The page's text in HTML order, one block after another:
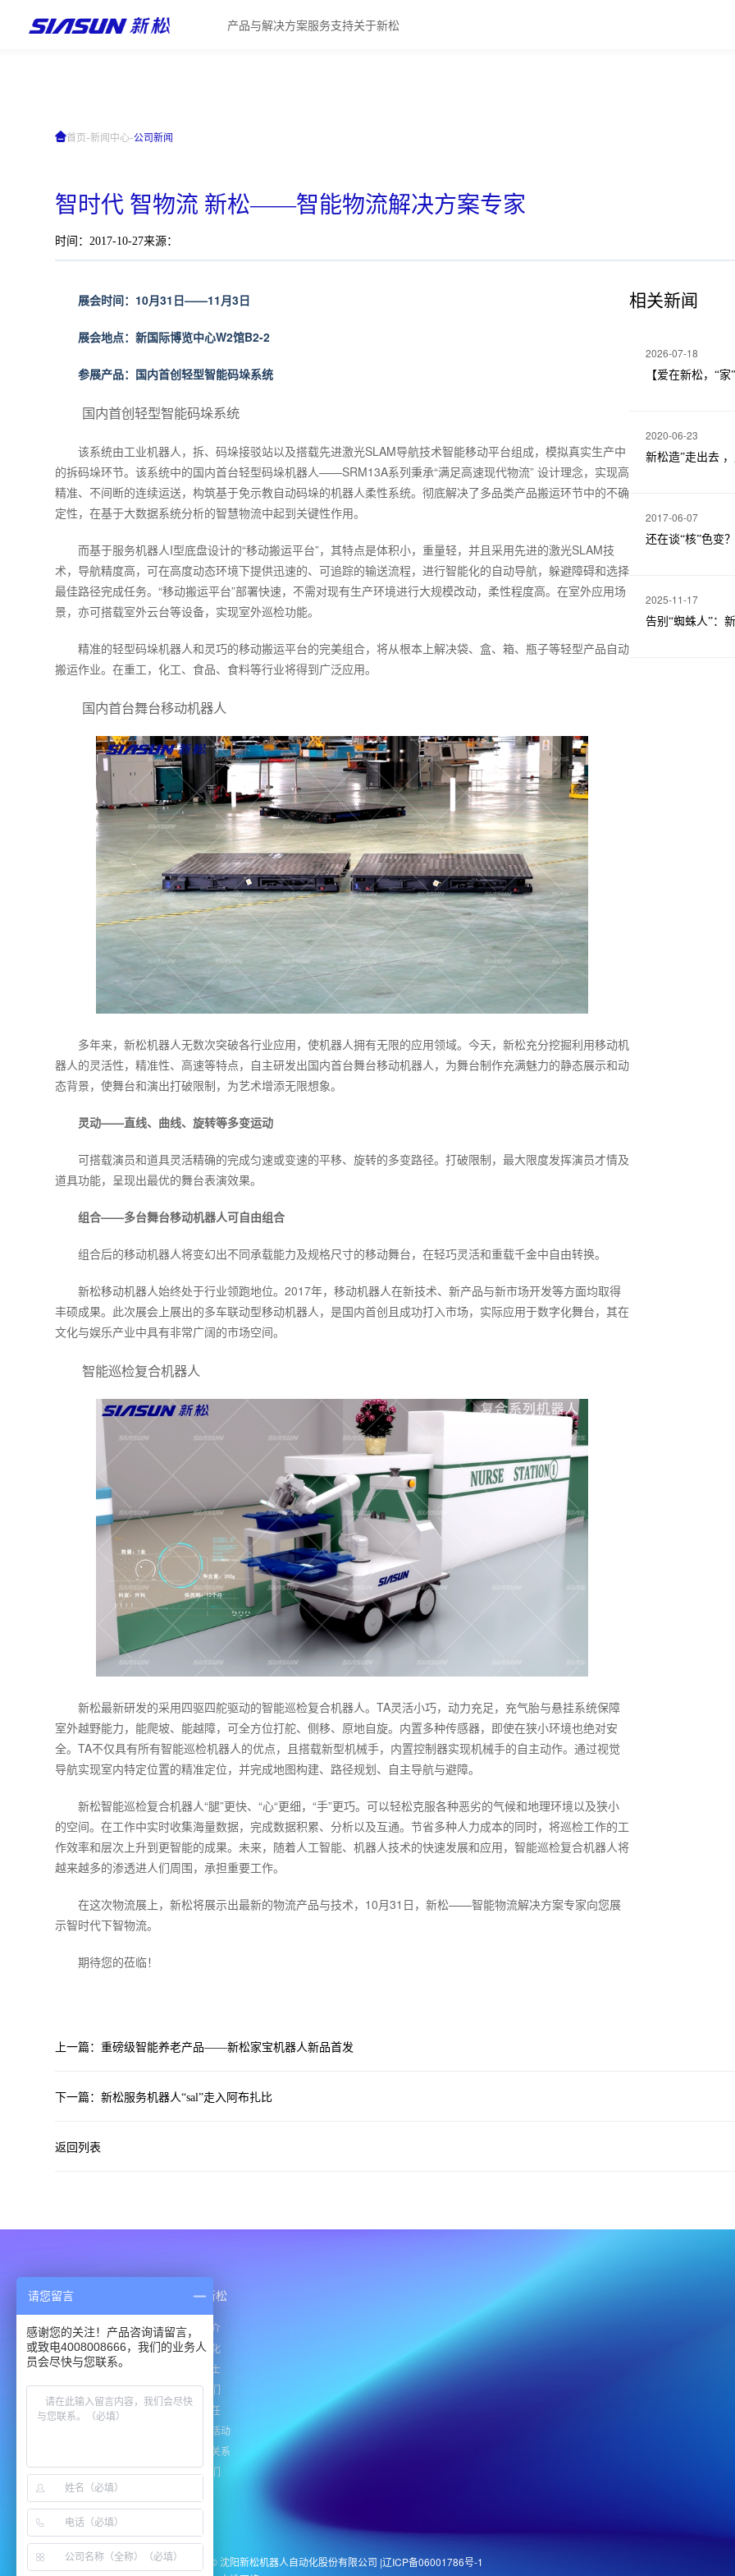
产品与解决方案服务支持关于新松
首页-新闻中心-公司新闻
智时代 智物流 新松——智能物流解决方案专家
时间：2017-10-27来源：
展会时间：10月31日——11月3日
展会地点：新国际博览中心W2馆B2-2
参展产品：国内首创轻型智能码垛系统
国内首创轻型智能码垛系统
该系统由工业机器人，拆、码垛接驳站以及搭载先进激光SLAM导航技术智能移动平台组成，模拟真实生产中
的拆码垛环节。该系统中的国内首台轻型码垛机器人——SRM13A系列秉承“满足高速现代物流” 设计理念，实现高
精准、不间断的连续运送，构筑基于免示教自动码垛的机器人柔性系统。彻底解决了多品类产品搬运环节中的不确
定性，在基于大数据系统分析的智慧物流中起到关键性作用。
而基于服务机器人I型底盘设计的“移动搬运平台”，其特点是体积小，重量轻，并且采用先进的激光SLAM技
术，导航精度高，可在高度动态环境下提供迅速的、可追踪的输送流程，进行智能化的自动导航，躲避障碍和选择
最佳路径完成任务。“移动搬运平台”部署快速，不需对现有生产环境进行大规模改动，柔性程度高。在室外应用场
景，亦可搭载室外云台等设备，实现室外巡检功能。
精准的轻型码垛机器人和灵巧的移动搬运平台的完美组合，将从根本上解决袋、盒、箱、瓶子等轻型产品自动
搬运作业。在重工，化工、食品、食料等行业将得到广泛应用。
国内首台舞台移动机器人
多年来，新松机器人无数次突破各行业应用，使机器人拥有无限的应用领域。今天，新松充分挖掘利用移动机
器人的灵活性，精准性、高速等特点，自主研发出国内首台舞台移动机器人，为舞台制作充满魅力的静态展示和动
态背景，使舞台和演出打破限制，为艺术增添无限想象。
灵动——直线、曲线、旋转等多变运动
可搭载演员和道具灵活精确的完成匀速或变速的平移、旋转的多变路径。打破限制，最大限度发挥演员才情及
道具功能，呈现出最优的舞台表演效果。
组合——多台舞台移动机器人可自由组合
组合后的移动机器人将变幻出不同承载能力及规格尺寸的移动舞台，在轻巧灵活和重载千金中自由转换。
新松移动机器人始终处于行业领跑地位。2017年，移动机器人在新技术、新产品与新市场开发等方面均取得
丰硕成果。此次展会上展出的多车联动型移动机器人，是国内首创且成功打入市场，实际应用于数字化舞台，其在
文化与娱乐产业中具有非常广阔的市场空间。
智能巡检复合机器人
新松最新研发的采用四驱四舵驱动的智能巡检复合机器人。TA灵活小巧，动力充足，充气胎与悬挂系统保障
室外越野能力，能爬坡、能越障，可全方位打舵、侧移、原地自旋。内置多种传感器，即使在狭小环境也绝对安
全。TA不仅具有所有智能巡检机器人的优点，且搭载新型机械手，内置控制器实现机械手的自主动作。通过视觉
导航实现室内特定位置的精准定位，并完成地图构建、路径规划、自主导航与避障。
新松智能巡检复合机器人“腿”更快、“心“更细，“手”更巧。可以轻松克服各种恶劣的气候和地理环境以及狭小
的空间。在工作中实时收集海量数据，完成数据积累、分析以及互通。节省多种人力成本的同时，将巡检工作的工
作效率和层次上升到更智能的成果。未来，随着人工智能、机器人技术的快速发展和应用，智能巡检复合机器人将
越来越多的渗透进人们周围，承担重要工作。
在这次物流展上，新松将展示出最新的物流产品与技术，10月31日，新松——智能物流解决方案专家向您展
示智时代下智物流。
期待您的莅临！
相关新闻
2026-07-18
【爱在新松，“
2020-06-23
新松造”走出去
2017-06-07
还在谈“核”色变
2025-11-17
告别“蜘蛛人”：
上一篇：重磅级智能养老产品——新松家宝机器人新品首发
下一篇：新松服务机器人“sal”走入阿布扎比
返回列表
产品与解决方案
产品中心
行业应用
解决方案
下载中心
关于新松
公司简介
企业文化
招贤纳士
联系我们
社会责任
新闻与活动
投资者关系
联系我们
版权所有 © 沈阳新松机器人自动化股份有限公司 |辽ICP备06001786号-1
请您留言
感谢您的关注！产品咨询请留言，
或致电4008008666，我们的业务人
员会尽快与您联系。